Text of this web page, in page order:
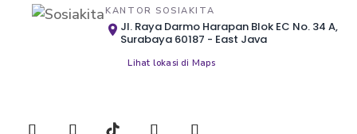
KANTOR SOSIAKITA
Jl. Raya Darmo Harapan Blok EC No. 34 A,
Surabaya 60187 - East Java
Lihat lokasi di Maps